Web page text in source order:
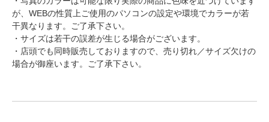
が、WEBの性質上ご使用のパソコンの設定や環境でカラーが若
干異なります。ご了承下さい。
・サイズは若干の誤差が生じる場合がございます。
・店頭でも同時販売しておりますので、売り切れ／サイズ欠けの
場合が御座います。ご了承下さい。